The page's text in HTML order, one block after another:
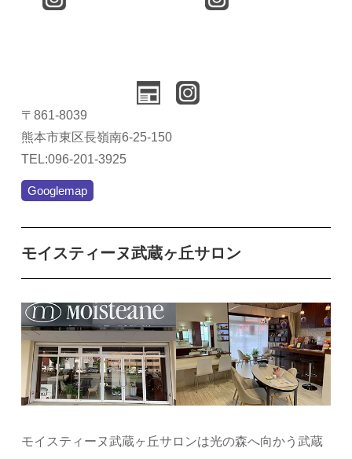
〒861-8039
熊本市東区長嶺南6-25-150
TEL:096-201-3925
Googlemap
モイスティーヌ武蔵ヶ丘サロン
モイスティーヌ武蔵ヶ丘サロンは光の森へ向かう武蔵